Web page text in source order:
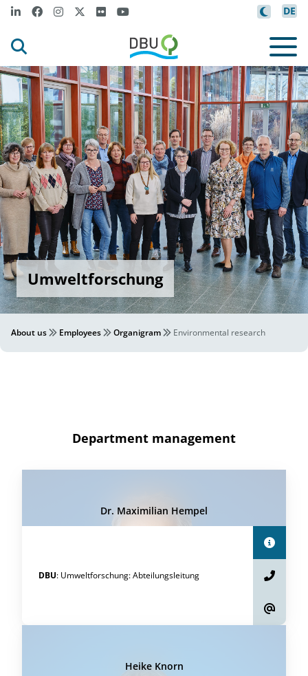
DE
Umweltforschung
About us Employees Organigram Environmental research
Department management
Dr. Maximilian Hempel
DBU: Umweltforschung:Abteilungsleitung
Heike Knorn